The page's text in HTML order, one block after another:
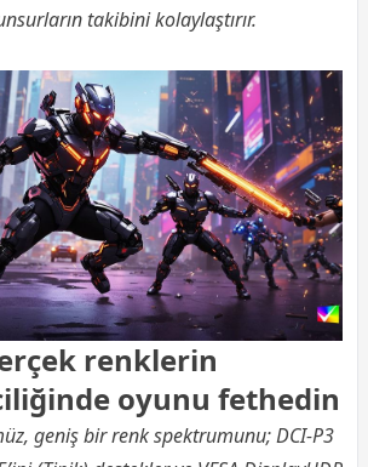
takibini kolaylaştırır.
renklerin
oyunu fethedin
geniş bir renk spektrumunu; DCI-P3